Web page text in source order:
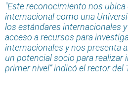
"Este reconocimiento nos
internacional como una
los estándares internacionales
acceso a recursos para
internacionales y nos presenta
un potencial socio para realizar
primer nivel” indicó el rector del